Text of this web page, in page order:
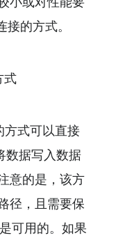
的方式。
式
式可以直接
据写入数据
意的是，该方
径，且需要保
可用的。如果